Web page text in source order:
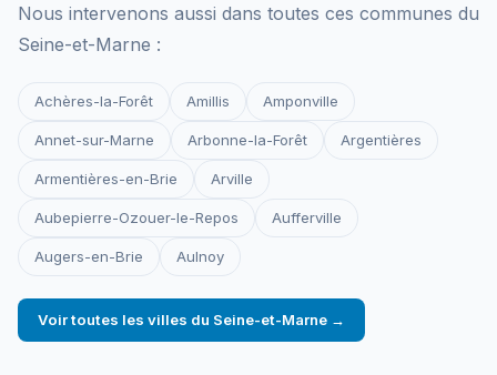
Nous intervenons aussi dans toutes ces communes du
Seine-et-Marne :
Achères-la-Forêt Amillis Amponville
Annet-sur-Marne Arbonne-la-Forêt Argentières
Armentières-en-Brie Arville
Aubepierre-Ozouer-le-Repos Aufferville
Augers-en-Brie Aulnoy
Voir toutes les villes du Seine-et-Marne →